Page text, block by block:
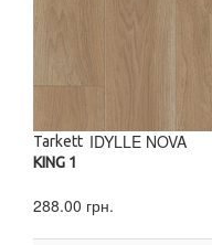
Tarkett IDYLLE NOVA
KING 1
288.00 грн.